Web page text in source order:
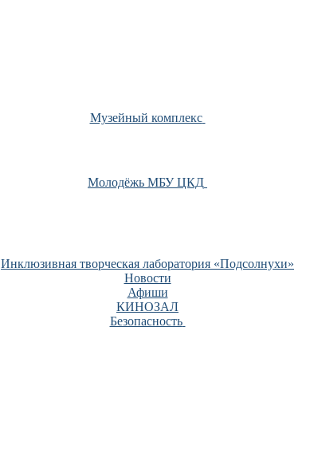
Музейный комплекс
Молодёжь МБУ ЦКД
Инклюзивная творческая лаборатория «Подсолнухи»
Новости
Афиши
КИНОЗАЛ
Безопасность